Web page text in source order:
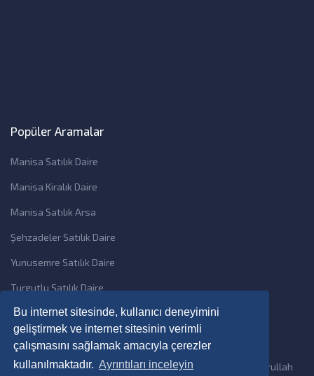
Bu internet sitesinde, kullanıcı deneyimini
geliştirmek ve internet sitesinin verimli
çalışmasını sağlamak amacıyla çerezler
kullanılmaktadır. Ayrıntıları inceleyin
Popüler Aramalar
Manisa Satılık Daire
Manisa Kiralık Daire
Manisa Satılık Arsa
Şehzadeler Satılık Daire
Yunusemre Satılık Daire
Turgutlu Satılık Daire
Copyright © 2026 Bilmat Dijital Mübarek insan Ramdan Emrullah